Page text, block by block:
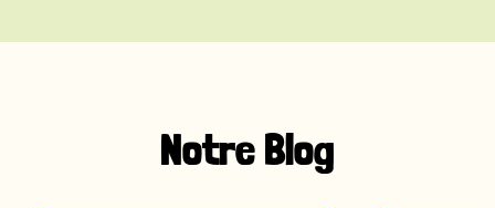
Notre Blog